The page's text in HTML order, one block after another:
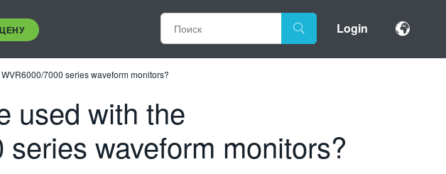
Login
7000 series waveform monitors?
used with the
waveform monitors?